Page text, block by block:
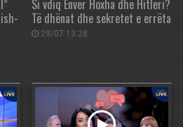
Si vdiq Enver Hoxha dhe Hitleri?
Të dhënat dhe sekretet e errëta
29/07 13:28